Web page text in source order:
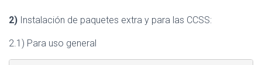
2) Instalación de paquetes extra y para las CCSS:
2.1) Para uso general